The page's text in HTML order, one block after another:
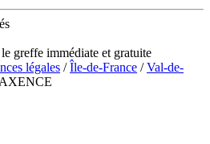
greffe immédiate et gratuite
légales /Île-de-France /Val-de-
AXENCE